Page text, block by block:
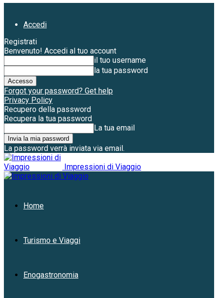
Accedi
Registrati
Benvenuto! Accedi al tuo account
il tuo username
la tua password
Forgot your password? Get help
Privacy Policy
Recupero della password
Recupera la tua password
La tua email
La password verrà inviata via email.
Impressioni di Viaggio
Home
Turismo e Viaggi
Enogastronomia